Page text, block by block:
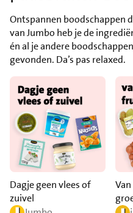
Ontspannen boodschappen
van Jumbo heb je de
én al je andere
gevonden. Da’s pas relaxed.
Dagje geen vlees of
zuivel